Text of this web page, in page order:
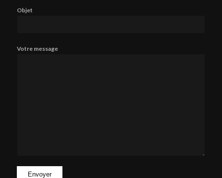
Objet
Votre message